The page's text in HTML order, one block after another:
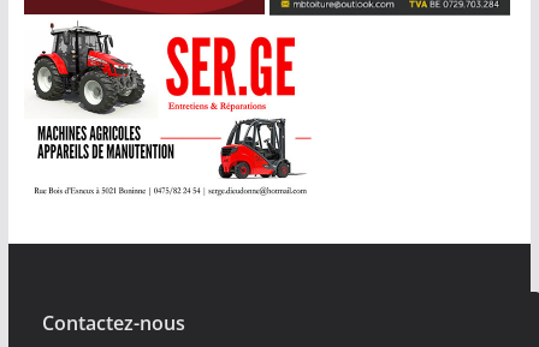
Contactez-nous